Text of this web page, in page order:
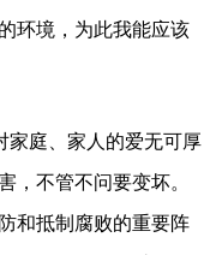
环境，为此我能应该
庭、家人的爱无可厚
，不管不问要变坏。
和抵制腐败的重要阵